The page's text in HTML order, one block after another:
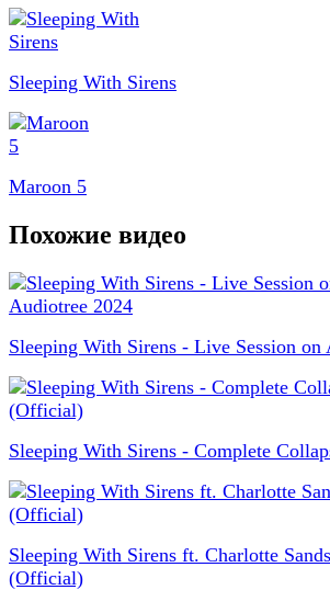
Sleeping With Sirens
Maroon 5
Похожие видео
Sleeping With Sirens - Live Session on
Sleeping With Sirens - Complete
Sleeping With Sirens ft. Charlotte
(Official)